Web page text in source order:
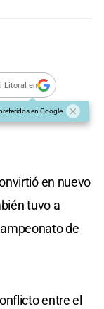
Litoral en
en Google
en nuevo
tuvo a
de
entre el